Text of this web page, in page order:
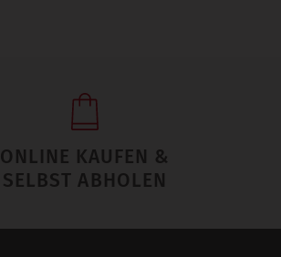
ONLINE KAUFEN &
SELBST ABHOLEN